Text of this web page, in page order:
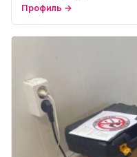
Профиль →